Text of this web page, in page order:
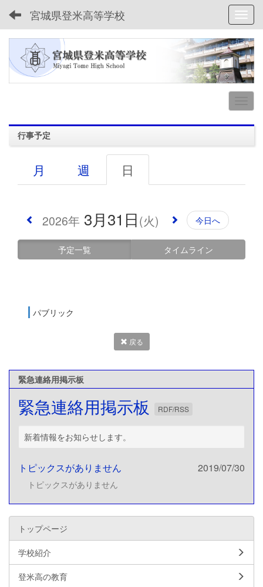
宮城県登米高等学校
行事予定
月 週 日
2026年 3月31日(火) 今日へ
予定一覧 タイムライン
パブリック
戻る
緊急連絡用掲示板
緊急連絡用掲示板 RDF/RSS
新着情報をお知らせします。
トピックスがありません 2019/07/30
トピックスがありません
トップページ
学校紹介
登米高の教育